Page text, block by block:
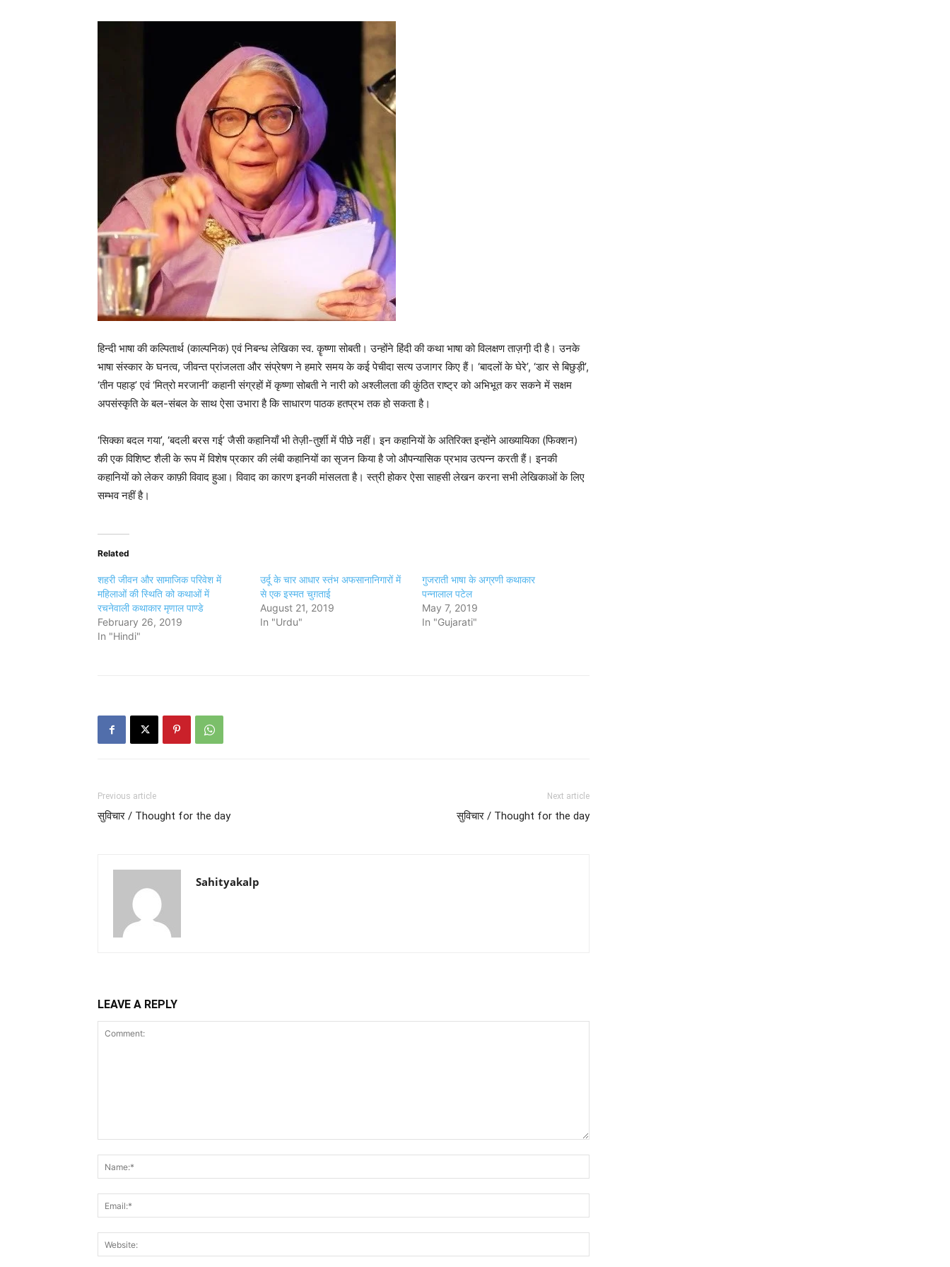
हिन्दी भाषा की कल्पितार्थ (काल्पनिक) एवं निबन्ध लेखिका स्व. कॄष्णा सोबती। उन्होंने हिंदी की कथा भाषा को विलक्षण ताज़गी़ दी है। उनके
भाषा संस्कार के घनत्व, जीवन्त प्रांजलता और संप्रेषण ने हमारे समय के कई पेचीदा सत्य उजागर किए हैं। ‘बादलों के घेरे’, ‘डार से बिछुड़ी’,
‘तीन पहाड़’ एवं ‘मित्रो मरजानी’ कहानी संग्रहों में कृष्णा सोबती ने नारी को अश्लीलता की कुंठित राष्ट्र को अभिभूत कर सकने में सक्षम
अपसंस्कृति के बल-संबल के साथ ऐसा उभारा है कि साधारण पाठक हतप्रभ तक हो सकता है।
‘सिक्का बदल गया’, ‘बदली बरस गई’ जैसी कहानियाँ भी तेज़ी-तुर्शी में पीछे नहीं। इन कहानियों के अतिरिक्त इन्होंने आख्यायिका (फिक्शन)
की एक विशिष्ट शैली के रूप में विशेष प्रकार की लंबी कहानियों का सृजन किया है जो औपन्यासिक प्रभाव उत्पन्न करती हैं। इनकी
कहानियों को लेकर काफ़ी विवाद हुआ। विवाद का कारण इनकी मांसलता है। स्त्री होकर ऐसा साहसी लेखन करना सभी लेखिकाओं के लिए
सम्भव नहीं है।
Related
शहरी जीवन और सामाजिक परिवेश में
महिलाओं की स्थिति को कथाओं में
रचनेवाली कथाकार मृणाल पाण्डे
February 26, 2019
In "Hindi"
उर्दू के चार आधार स्तंभ अफसानानिगारों में
से एक इस्मत चुग़ताई
August 21, 2019
In "Urdu"
गुजराती भाषा के अग्रणी कथाकार
पन्नालाल पटेल
May 7, 2019
In "Gujarati"
Previous article
सुविचार / Thought for the day
Next article
सुविचार / Thought for the day
Sahityakalp
LEAVE A REPLY